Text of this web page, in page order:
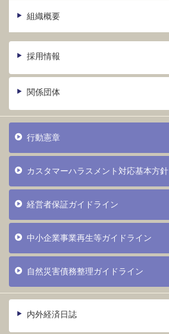
組織概要
採用情報
関係団体
行動憲章
カスタマーハラスメント対応基本方針
経営者保証ガイドライン
中小企業事業再生等ガイドライン
自然災害債務整理ガイドライン
内外経済日誌